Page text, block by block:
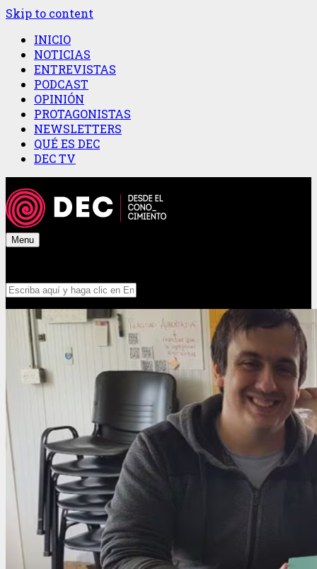
Skip to content
INICIO
NOTICIAS
ENTREVISTAS
PODCAST
OPINIÓN
PROTAGONISTAS
NEWSLETTERS
QUÉ ES DEC
DEC TV
Menu